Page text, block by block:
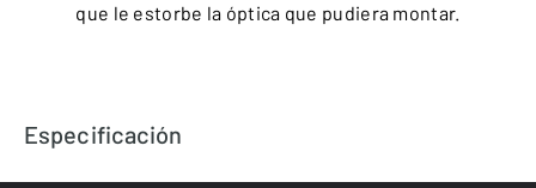
que le estorbe la óptica que pudiera montar.
Especificación